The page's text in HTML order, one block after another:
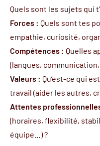
Quels sont les sujets qui
Forces : Quels sont tes
empathie, curiosité,
Compétences : Quelles
(langues,
Valeurs : Qu’est-ce qui
travail (aider les autres,
Attentes
(horaires, flexibilité,
équipe…) ?